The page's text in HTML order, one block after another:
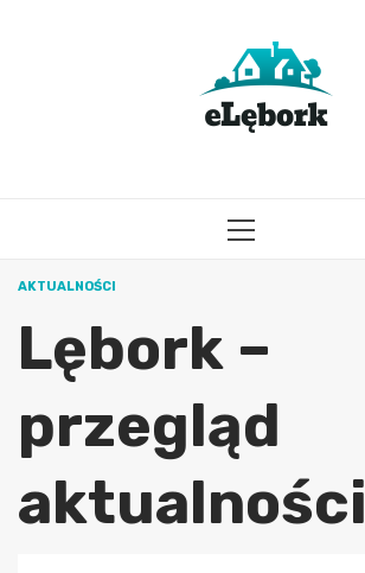
PRIMARY
AKTUALNOŚCI
Lębork –
przegląd
aktualności